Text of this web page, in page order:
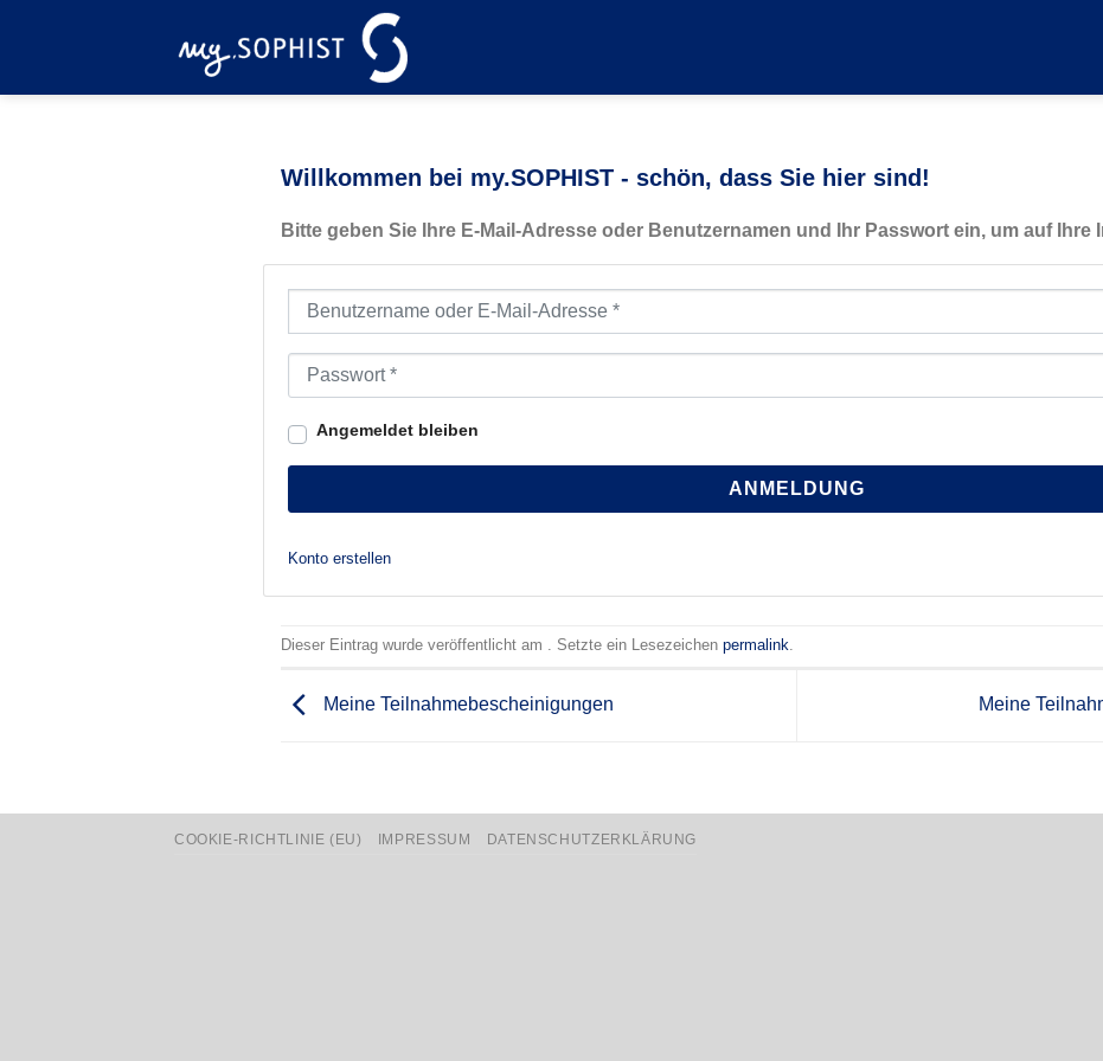
Willkommen bei my.SOPHIST - schön, dass Sie hier sind!
Bitte geben Sie Ihre E-Mail-Adresse oder Benutzernamen und Ihr Passwort ein, um auf Ihre
Benutzername oder E-Mail-Adresse
Passwort
Angemeldet bleiben
ANMELDUNG
Konto erstellen
Dieser Eintrag wurde veröffentlicht am . Setzte ein Lesezeichen permalink.
Meine Teilnahmebescheinigungen Meine
COOKIE-RICHTLINIE (EU) IMPRESSUM DATENSCHUTZERKLÄRUNG